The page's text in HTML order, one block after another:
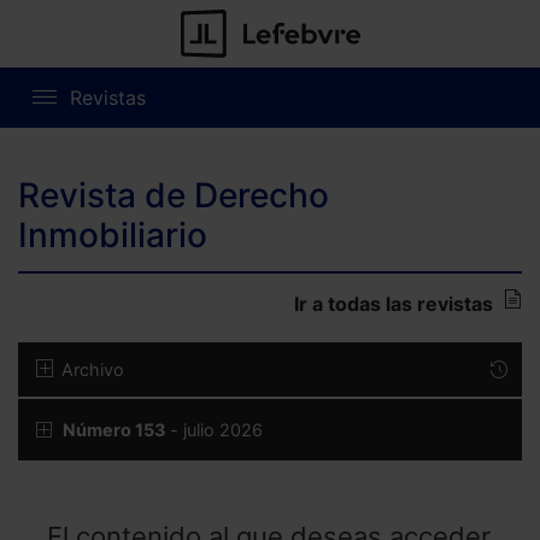
Revistas
Revista de Derecho
Inmobiliario
Ir a todas las revistas
Archivo
Número 153 - julio 2026